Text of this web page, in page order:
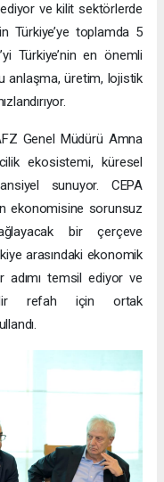
ediyor ve kilit sektörlerde
Türkiye’ye toplamda 5
Türkiye’nin en önemli
anlaşma, üretim, lojistik
Genel Müdürü Amna
ekosistemi, küresel
sunuyor. CEPA
ekonomisine sorunsuz
bir çerçeve
arasındaki ekonomik
adımı temsil ediyor ve
refah için ortak